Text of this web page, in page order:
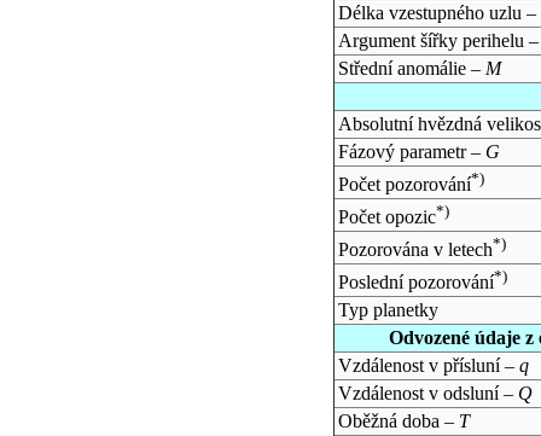
Délka vzestupného uzlu –
Argument šířky perihelu
Střední anomálie – M
Absolutní hvězdná
Fázový parametr – G
Počet pozorování*)
Počet opozic*)
Pozorována v letech*)
Poslední pozorování*)
Typ planetky
Odvozené údaje
Vzdálenost v přísluní – q
Vzdálenost v odsluní – Q
Oběžná doba – T